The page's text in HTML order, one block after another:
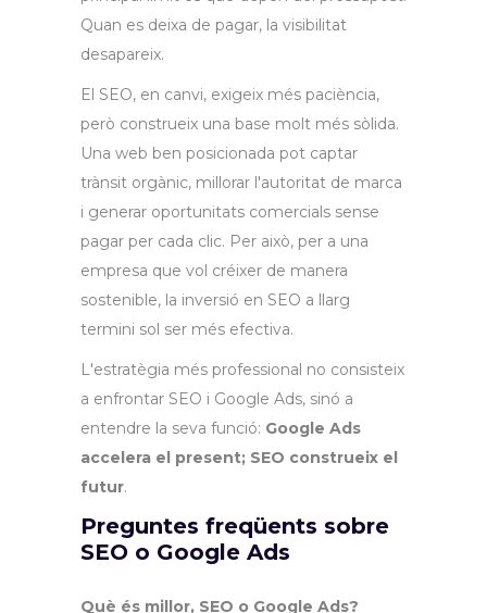
Quan es deixa de pagar, la visibilitat
desapareix.
El SEO, en canvi, exigeix més paciència,
però construeix una base molt més sòlida.
Una web ben posicionada pot captar
trànsit orgànic, millorar l'autoritat de marca
i generar oportunitats comercials sense
pagar per cada clic. Per això, per a una
empresa que vol créixer de manera
sostenible, la inversió en SEO a llarg
termini sol ser més efectiva.
L'estratègia més professional no consisteix
a enfrontar SEO i Google Ads, sinó a
entendre la seva funció: Google Ads
accelera el present; SEO construeix el
futur.
Preguntes freqüents sobre
SEO o Google Ads
Què és millor, SEO o Google Ads?